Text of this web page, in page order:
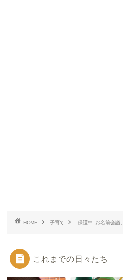
HOME 子育て 保護中: お名前会議。
これまでの日々たち